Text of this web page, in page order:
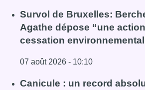
Lire l'article Le Brussels Dance
Survol de Bruxelles:
Agathe dépose “une
cessation
07 août 2026 - 10:10
Lire l'article Survol de Bruxelles:
Canicule : un record